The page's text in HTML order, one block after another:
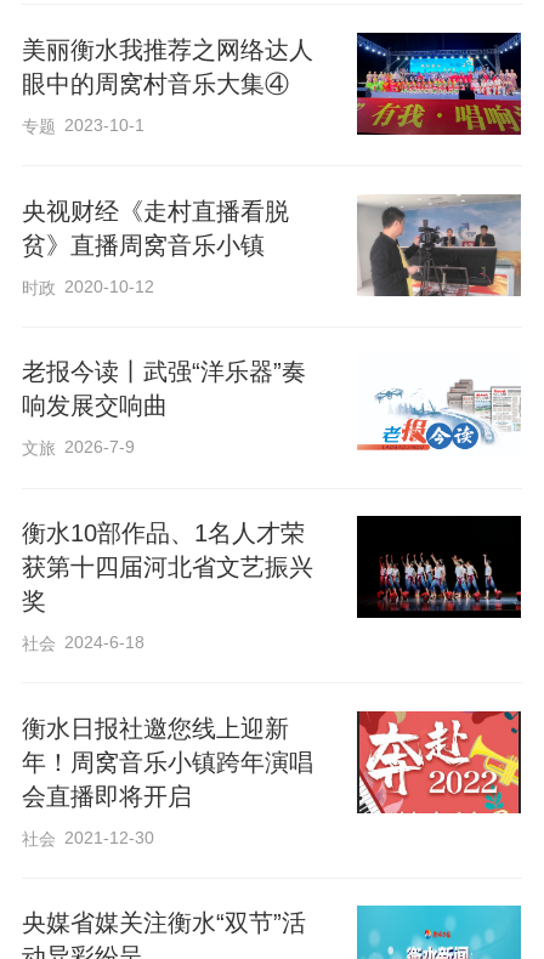
美丽衡水我推荐之网络达人
眼中的周窝村音乐大集④
专题 2023-10-1
央视财经《走村直播看脱
贫》直播周窝音乐小镇
时政 2020-10-12
老报今读丨武强“洋乐器”奏
响发展交响曲
文旅 2026-7-9
衡水10部作品、1名人才荣
获第十四届河北省文艺振兴
奖
社会 2024-6-18
衡水日报社邀您线上迎新
年！周窝音乐小镇跨年演唱
会直播即将开启
社会 2021-12-30
央媒省媒关注衡水“双节”活